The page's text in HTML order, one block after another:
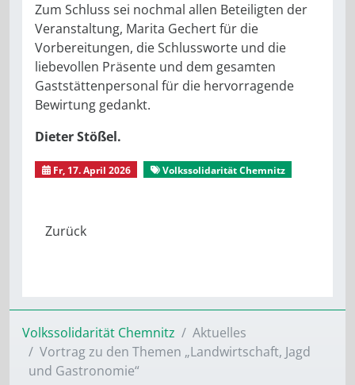
Zum Schluss sei nochmal allen Beteiligten der
Veranstaltung, Marita Gechert für die
Vorbereitungen, die Schlussworte und die
liebevollen Präsente und dem gesamten
Gaststättenpersonal für die hervorragende
Bewirtung gedankt.
Dieter Stößel.
Fr, 17. April 2026 Volkssolidarität Chemnitz
Volkssolidarität Chemnitz
Aktuelles
Vortrag zu den Themen „Landwirtschaft, Jagd
und Gastronomie“